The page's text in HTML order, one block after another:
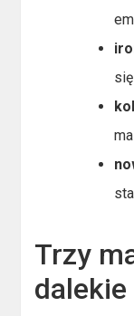
Trzy